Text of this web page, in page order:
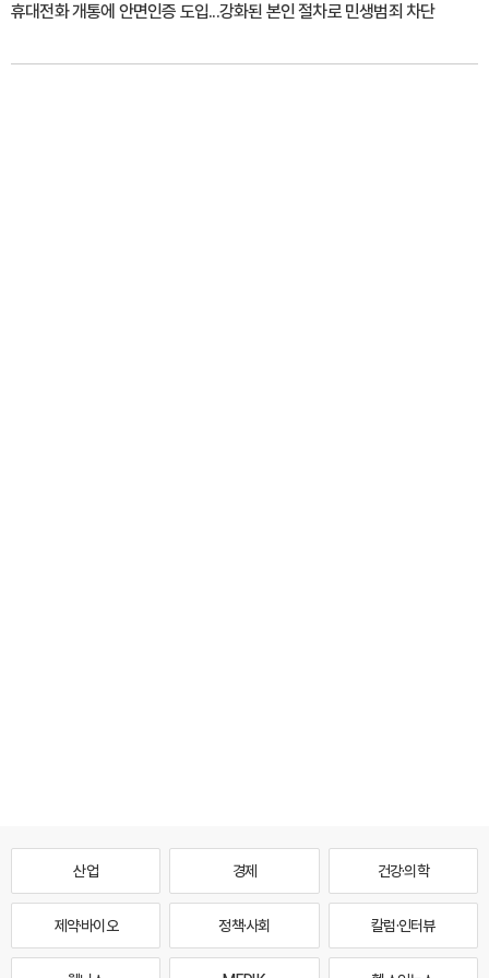
휴대전화 개통에 안면인증 도입...강화된 본인 절차로 민생범죄 차단
산업 경제 건강·의학
제약·바이오 정책·사회 칼럼·인터뷰